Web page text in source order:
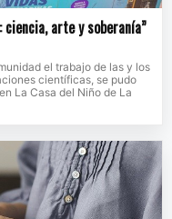
arte y soberanía”
el trabajo de las y los
científicas, se pudo
La Casa del Niño de La